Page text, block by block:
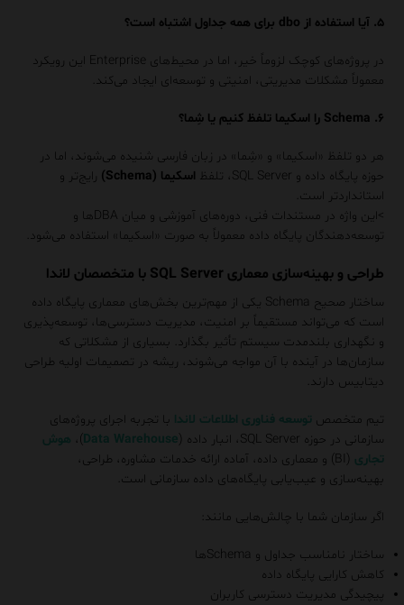
۵. آیا استفاده از dbo برای همه جداول اشتباه است؟
در پروژه‌های کوچک لزوماً خیر، اما در محیط‌های Enterprise این رویکرد
معمولاً مشکلات مدیریتی، امنیتی و توسعه‌ای ایجاد می‌کند.
۶. Schema را اسکیما تلفظ کنیم یا شِما؟
هر دو تلفظ «اسکیما» و «شِما» در زبان فارسی شنیده می‌شوند، اما در
حوزه پایگاه داده و SQL Server، تلفظ
اسکیما (Schema)
رایج‌تر و
استانداردتر است.
>این واژه در مستندات فنی، دوره‌های آموزشی و میان DBAها و
توسعه‌دهندگان پایگاه داده معمولاً به صورت «اسکیما» استفاده می‌شود.
طراحی و بهینه‌سازی معماری SQL Server با متخصصان لاندا
ساختار صحیح Schema یکی از مهم‌ترین بخش‌های معماری پایگاه داده
است که می‌تواند مستقیماً بر امنیت، مدیریت دسترسی‌ها، توسعه‌پذیری
و نگهداری بلندمدت سیستم تأثیر بگذارد. بسیاری از مشکلاتی که
سازمان‌ها در آینده با آن مواجه می‌شوند، ریشه در تصمیمات اولیه طراحی
دیتابیس دارند.
تیم متخصص توسعه فناوری اطلاعات لاندا با تجربه اجرای پروژه‌های
سازمانی در حوزه SQL Server، انبار داده (
Data Warehouse)، هوش
تجاری
(BI) و معماری داده، آماده ارائه خدمات مشاوره، طراحی،
بهینه‌سازی و عیب‌یابی پایگاه‌های داده سازمانی است.
اگر سازمان شما با چالش‌هایی مانند:
ساختار نامناسب جداول و Schemaها
کاهش کارایی پایگاه داده
پیچیدگی مدیریت دسترسی کاربران